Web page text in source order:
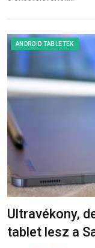
ANDROID TABLETEK
Ultravékony,
tablet lesz a